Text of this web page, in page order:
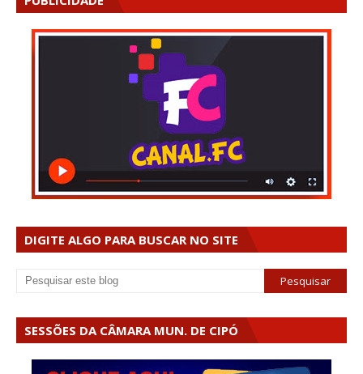
DIGITE ALGO PARA BUSCAR NO SITE
SESSÕES DA CÂMARA MUN. DE CIPÓ